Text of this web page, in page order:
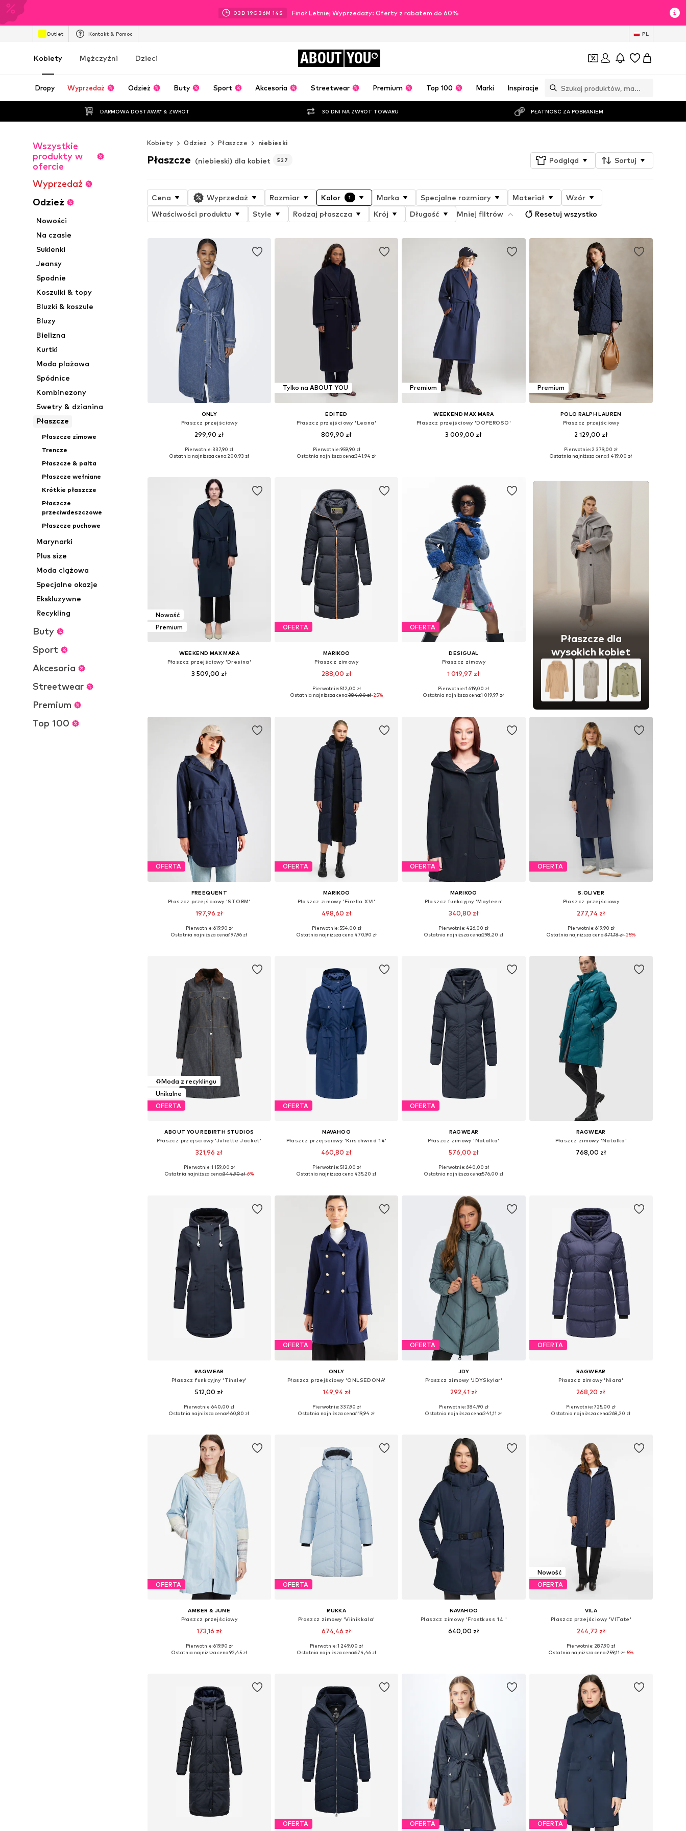
03D 19G 36M 12 S Finał Letniej Wyprzedaży: Oferty z rabatem do 60%
Outlet Kontakt & Pomoc PL
Kobiety Mężczyźni Dzieci ABOUT YOU
Dropy Wyprzedaż Odzież Buty Sport Akcesoria Streetwear Premium Top 100 Marki Inspiracje
DARMOWA DOSTAWA* & ZWROT 30 DNI NA ZWROT TOWARU PŁATNOŚĆ ZA POBRANIEM
Wszystkie
produkty w
ofercie
Wyprzedaż
Odzież
Nowości
Na czasie
Sukienki
Jeansy
Spodnie
Koszulki & topy
Bluzki & koszule
Bluzy
Bielizna
Kurtki
Moda plażowa
Spódnice
Kombinezony
Swetry & dzianina
Płaszcze
Płaszcze zimowe
Trencze
Płaszcze & palta
Płaszcze wełniane
Krótkie płaszcze
Płaszcze
przeciwdeszczowe
Płaszcze puchowe
Marynarki
Plus size
Moda ciążowa
Specjalne okazje
Ekskluzywne
Recykling
Buty
Sport
Akcesoria
Streetwear
Premium
Top 100
Kobiety Odzież Płaszcze niebieski
Płaszcze (niebieski) dla kobiet 527 Podgląd Sortuj
Cena Wyprzedaż Rozmiar Kolor 1 Marka Specjalne rozmiary Materiał
Wzór
Właściwości produktu
Style Rodzaj płaszcza Krój Długość Mniej filtrów Resetuj wszystko
ONLY
Płaszcz przejściowy
299,90 zł
Dostępne rozmiary: XS, S, M, L, XL
Pierwotnie: 337,90 zł
Ostatnia najniższa cena:200,93 zł
Tylko na ABOUT YOU
EDITED
Płaszcz przejściowy 'Leana'
809,90 zł
Dostępne rozmiary: XS, S, M, L
Pierwotnie: 959,90 zł
Ostatnia najniższa cena:341,94 zł
Premium
WEEKEND MAX MARA
Płaszcz przejściowy 'DOPEROSO'
3 009,00 zł
Premium
POLO RALPH LAUREN
Płaszcz przejściowy
2 129,00 zł
Dostępne rozmiary: XXS, XS, S, M, L, XL
Pierwotnie: 2 379,00 zł
Ostatnia najniższa cena:1 419,00 zł
Nowość
Premium
WEEKEND MAX MARA
Płaszcz przejściowy 'Dresina'
3 509,00 zł
OFERTA
MARIKOO
Płaszcz zimowy
288,00 zł
+7
Dostępne rozmiary: S, M, L, XL, XXL, XXXL
Pierwotnie: 512,00 zł
Ostatnia najniższa cena:384,00 zł-25%
OFERTA
DESIGUAL
Płaszcz zimowy
1 019,97 zł
Dostępne rozmiary: S, M, L, XL
Pierwotnie: 1 619,00 zł
Ostatnia najniższa cena:1 019,97 zł
Płaszcze dla
wysokich kobiet
OFERTA
FREEQUENT
Płaszcz przejściowy 'STORM'
197,96 zł
Dostępne rozmiary: XS, S, L, XL
Pierwotnie: 619,90 zł
Ostatnia najniższa cena:197,96 zł
OFERTA
MARIKOO
Płaszcz zimowy 'Firella XVI'
498,60 zł
+6
Dostępne rozmiary: S, M, L, XXXL, 4XL, 5XL
Pierwotnie: 554,00 zł
Ostatnia najniższa cena:470,90 zł
OFERTA
MARIKOO
Płaszcz funkcyjny 'Mayleen'
340,80 zł
+ 12
Dostępne w różnych rozmiarach
Pierwotnie: 426,00 zł
Ostatnia najniższa cena:298,20 zł
OFERTA
S.OLIVER
Płaszcz przejściowy
277,74 zł
Dostępne rozmiary: XS, M, L, XL
Pierwotnie: 619,90 zł
Ostatnia najniższa cena:371,18 zł-25%
♻️Moda z recyklingu
Unikalne
OFERTA
ABOUT YOU REBIRTH STUDIOS
Płaszcz przejściowy 'Juliette Jacket'
321,96 zł
Dostępne rozmiary: S, M
Pierwotnie: 1 159,00 zł
Ostatnia najniższa cena:344,90 zł-6%
OFERTA
NAVAHOO
Płaszcz przejściowy 'Kirschwind 14'
460,80 zł
+3
Dostępne w różnych rozmiarach
Pierwotnie: 512,00 zł
Ostatnia najniższa cena:435,20 zł
OFERTA
RAGWEAR
Płaszcz zimowy 'Natalka'
576,00 zł
+3
Dostępne w różnych rozmiarach
Pierwotnie: 640,00 zł
Ostatnia najniższa cena:576,00 zł
RAGWEAR
Płaszcz zimowy 'Natalka'
768,00 zł
RAGWEAR
Płaszcz funkcyjny 'Tinsley'
512,00 zł
Dostępne rozmiary: XS, S, M, L, XXL
Pierwotnie: 640,00 zł
Ostatnia najniższa cena:460,80 zł
OFERTA
ONLY
Płaszcz przejściowy 'ONLSEDONA'
149,94 zł
Dostępne rozmiary: XS, S, M, L, XL
Pierwotnie: 337,90 zł
Ostatnia najniższa cena:119,94 zł
OFERTA
JDY
Płaszcz zimowy 'JDYSkylar'
292,41 zł
+3
Dostępne rozmiary: XS, S, M, L
Pierwotnie: 384,90 zł
Ostatnia najniższa cena:241,11 zł
OFERTA
RAGWEAR
Płaszcz zimowy 'Niara'
268,20 zł
+2
Dostępne rozmiary: S, M, L, XL, XXL, XXXL
Pierwotnie: 725,00 zł
Ostatnia najniższa cena:268,20 zł
OFERTA
AMBER & JUNE
Płaszcz przejściowy
173,16 zł
Dostępne rozmiary: XS-S, S, S-M
Pierwotnie: 619,90 zł
Ostatnia najniższa cena:92,45 zł
OFERTA
RUKKA
Płaszcz zimowy 'Viinikkala'
674,46 zł
Dostępne rozmiary: XS, S, M, XL, XXL, XXXL
Pierwotnie: 1 249,00 zł
Ostatnia najniższa cena:674,46 zł
NAVAHOO
Płaszcz zimowy 'Frostkuss 14 '
640,00 zł
Nowość
OFERTA
VILA
Płaszcz przejściowy 'VITate'
244,72 zł
Dostępne rozmiary: XS, S, M, L, XL, XXL
Pierwotnie: 287,90 zł
Ostatnia najniższa cena:259,11 zł-5%
OFERTA OFERTA OFERTA